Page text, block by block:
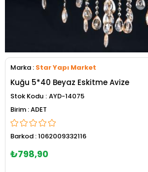
Marka : Star Yapı Market
Kuğu 5*40 Beyaz Eskitme Avize
Stok Kodu AYD-14075
ADET
Barkod :1062009332116
₺798,90